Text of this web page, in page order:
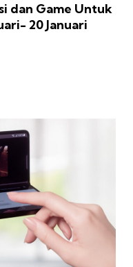
dan Game Untuk
20 Januari